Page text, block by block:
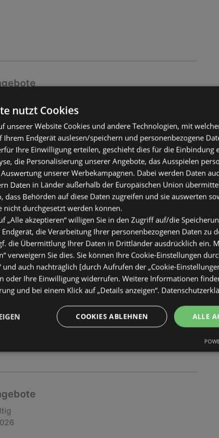
nutzt Cookies
unserer Website Cookies und andere Technologien, mit
Endgerät auslesen/speichern und personenbezogene
Ihre Einwilligung erteilen, geschieht dies für die Einbindung
die Personalisierung unserer Angebote, das Ausspielen
unserer Werbekampagnen. Dabei werden Daten
Daten in Länder außerhalb der Europäischen Union
dass Behörden auf diese Daten zugreifen und sie auswerten
nicht durchgesetzt werden können.
„Alle akzeptieren“ willigen Sie in den Zugriff auf/die
die Verarbeitung Ihrer personenbezogenen Daten zu
die Übermittlung Ihrer Daten in Drittländer ausdrücklich ein.
verweigern Sie dies. Sie können Ihre Cookie-Einstellungen
und auch nachträglich [durch Aufrufen der „Cookie-
oder Ihre Einwilligung widerrufen. Weitere Informationen
und bei einem Klick auf „Details anzeigen“.
ALLE
COOKIES ABLEHNEN